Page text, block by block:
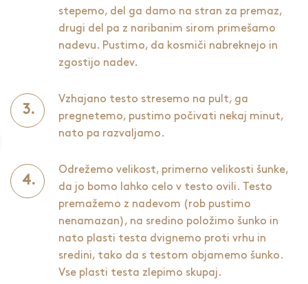
stepemo, del ga damo na stran za premaz,
drugi del pa z naribanim sirom primešamo
nadevu. Pustimo, da kosmiči nabreknejo in
zgostijo nadev.
Vzhajano testo stresemo na pult, ga
pregnetemo, pustimo počivati nekaj minut,
nato pa razvaljamo.
Odrežemo velikost, primerno velikosti šunke,
da jo bomo lahko celo v testo ovili. Testo
premažemo z nadevom (rob pustimo
nenamazan), na sredino položimo šunko in
nato plasti testa dvignemo proti vrhu in
sredini, tako da s testom objamemo šunko.
Vse plasti testa zlepimo skupaj.